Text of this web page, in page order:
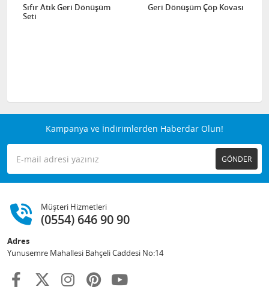
Sıfır Atık Geri Dönüşüm
Seti
Geri Dönüşüm Çöp Kovası
Kampanya ve İndirimlerden Haberdar Olun!
GÖNDER
Müşteri Hizmetleri
(0554) 646 90 90
Adres
Yunusemre Mahallesi Bahçeli Caddesi No:14